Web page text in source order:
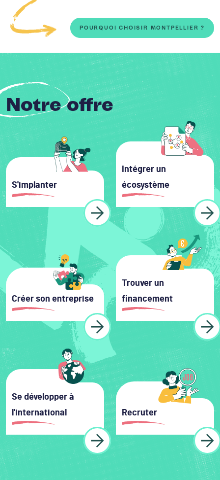
POURQUOI CHOISIR MONTPELLIER ?
Notre offre
Image
S'implanter
Image
Intégrer un
écosystème
Image
Créer son entreprise
Image
Trouver un
financement
Image
Se développer à
l'international
Image
Recruter